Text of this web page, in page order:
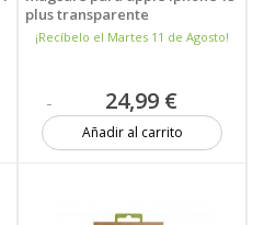
plus transparente
¡Recíbelo el Martes 11 de Agosto!
24,99 €
Añadir al carrito